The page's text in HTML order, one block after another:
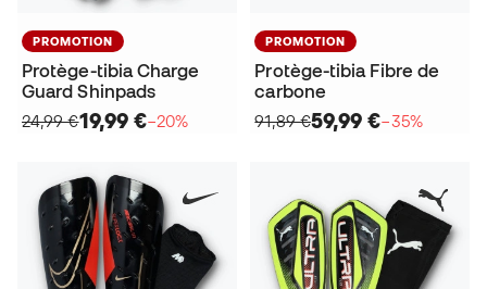
PROMOTION
Protège-tibia Charge
Guard Shinpads
24,99 €19,99 €−20%
PROMOTION
Protège-tibia Fibre de
carbone
91,89 €59,99 €−35%